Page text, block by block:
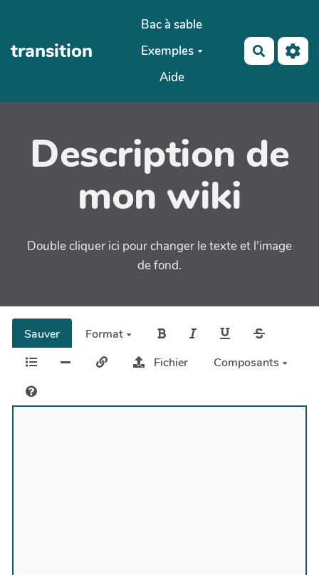
Aller au contenu principal
transition
Bac à sable
Exemples
Aide
Description de
mon wiki
Double cliquer ici pour changer le texte et l'image
de fond.
Sauver
Format
Fichier
Composants